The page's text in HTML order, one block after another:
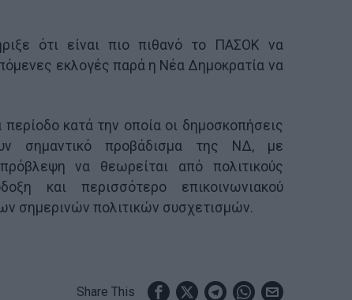
ότι είναι πιο πιθανό το ΠΑΣΟΚ να
εκλογές παρά η Νέα Δημοκρατία να
κατά την οποία οι δημοσκοπήσεις
σημαντικό προβάδισμα της ΝΔ, με
να θεωρείται από πολιτικούς
και περισσότερο επικοινωνιακού
σημερινών πολιτικών συσχετισμών.
Share This